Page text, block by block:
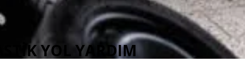
YOL YARDIM